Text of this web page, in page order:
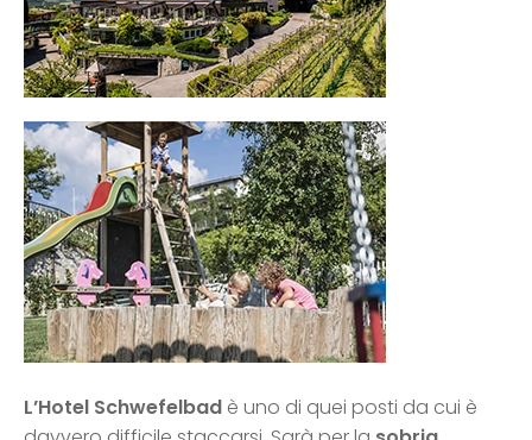
L’Hotel Schwefelbad è uno di quei posti da cui è